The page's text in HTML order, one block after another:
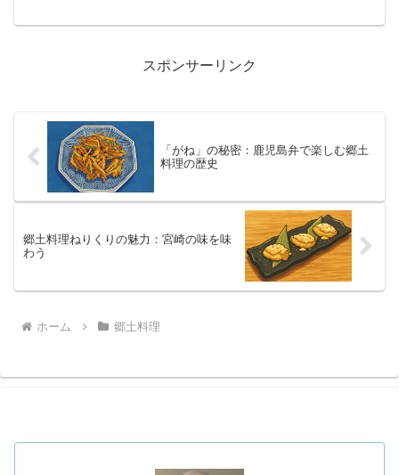
スポンサーリンク
「がね」の秘密：鹿児島弁で楽しむ郷土
料理の歴史
郷土料理ねりくりの魅力：宮崎の味を味
わう
ホーム 郷土料理